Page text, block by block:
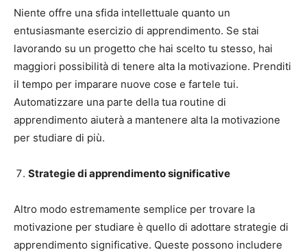
Niente offre una sfida intellettuale quanto un
entusiasmante esercizio di apprendimento. Se stai
lavorando su un progetto che hai scelto tu stesso, hai
maggiori possibilità di tenere alta la motivazione. Prenditi
il tempo per imparare nuove cose e fartele tui.
Automatizzare una parte della tua routine di
apprendimento aiuterà a mantenere alta la motivazione
per studiare di più.
Strategie di apprendimento significative
Altro modo estremamente semplice per trovare la
motivazione per studiare è quello di adottare strategie di
apprendimento significative. Queste possono includere